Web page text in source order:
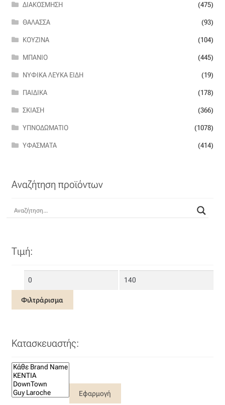
ΔΙΑΚΌΣΜΗΣΗ (475)
ΘΆΛΑΣΣΑ (93)
ΚΟΥΖΊΝΑ (104)
ΜΠΆΝΙΟ (445)
ΝΥΦΙΚΆ ΛΕΥΚΆ ΕΊΔΗ (19)
ΠΑΙΔΙΚΆ (178)
ΣΚΊΑΣΗ (366)
ΥΠΝΟΔΩΜΆΤΙΟ (1078)
ΥΦΆΣΜΑΤΑ (414)
Αναζήτηση προϊόντων
Τιμή:
Ελάχιστη Μέγιστη
Φιλτράρισμα
Κατασκευαστής:
Εφαρμογή